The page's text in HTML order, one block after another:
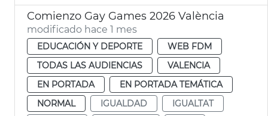
Comienzo Gay Games 2026 València
modificado hace 1 mes
EDUCACIÓN Y DEPORTE
WEB FDM
TODAS LAS AUDIENCIAS
VALENCIA
EN PORTADA
EN PORTADA TEMÁTICA
NORMAL
IGUALDAD
IGUALTAT